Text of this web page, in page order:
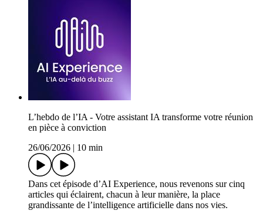
L’hebdo de l’IA - Votre assistant IA transforme votre réunion
en pièce à conviction
26/06/2026
10 min
Dans cet épisode d’AI Experience, nous revenons sur cinq
articles qui éclairent, chacun à leur manière, la place
grandissante de l’intelligence artificielle dans nos vies.